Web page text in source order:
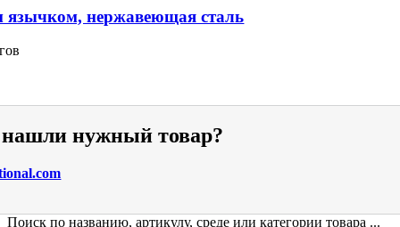
язычком, нержавеющая сталь
нужный товар?
Поиск по названию, артикулу, среде или категории товара ...